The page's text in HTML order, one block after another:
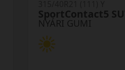
NYÁRI GUMI
SportContact5